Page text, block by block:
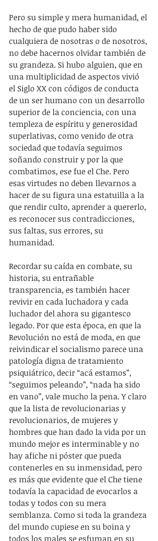
Pero su simple y mera humanidad, el
hecho de que pudo haber sido
cualquiera de nosotras o de nosotros,
no debe hacernos olvidar también de
su grandeza. Si hubo alguien, que en
una multiplicidad de aspectos vivió
el Siglo XX con códigos de conducta
de un ser humano con un desarrollo
superior de la conciencia, con una
templeza de espíritu y generosidad
superlativas, como venido de otra
sociedad que todavía seguimos
soñando construir y por la que
combatimos, ese fue el Che. Pero
esas virtudes no deben llevarnos a
hacer de su figura una estatuilla a la
que rendir culto, aprender a quererlo,
es reconocer sus contradicciones,
sus faltas, sus errores, su
humanidad.
Recordar su caída en combate, su
historia, su entrañable
transparencia, es también hacer
revivir en cada luchadora y cada
luchador del ahora su gigantesco
legado. Por que esta época, en que la
Revolución no está de moda, en que
reivindicar el socialismo parece una
patología digna de tratamiento
psiquiátrico, decir “acá estamos”,
“seguimos peleando”, “nada ha sido
en vano”, vale mucho la pena. Y claro
que la lista de revolucionarias y
revolucionarios, de mujeres y
hombres que han dado la vida por un
mundo mejor es interminable y no
hay afiche ni póster que pueda
contenerles en su inmensidad, pero
es más que evidente que el Che tiene
todavía la capacidad de evocarlos a
todas y todos con su mera
semblanza. Como si toda la grandeza
del mundo cupiese en su boina y
todos los males se esfuman en su